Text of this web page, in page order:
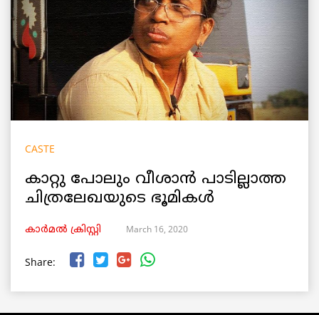
CASTE
കാറ്റു പോലും വീശാൻ പാടില്ലാത്ത
ചിത്രലേഖയുടെ ഭൂമികൾ
കാർമൽ ക്രിസ്റ്റി March 16, 2020
Share: